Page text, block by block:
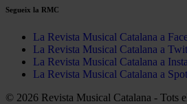
Segueix la RMC
La Revista Musical Catalana a
La Revista Musical Catalana a
La Revista Musical Catalana a
La Revista Musical Catalana a
© 2026 Revista Musical Catalana - Tots